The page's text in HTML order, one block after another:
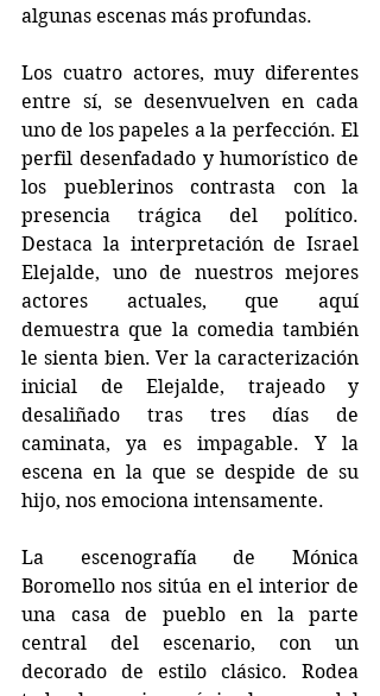
algunas escenas más profundas.
Los cuatro actores, muy diferentes
entre sí, se desenvuelven en cada
uno de los papeles a la perfección. El
perfil desenfadado y humorístico de
los pueblerinos contrasta con la
presencia trágica del político.
Destaca la interpretación de Israel
Elejalde, uno de nuestros mejores
actores actuales, que aquí
demuestra que la comedia también
le sienta bien. Ver la caracterización
inicial de Elejalde, trajeado y
desaliñado tras tres días de
caminata, ya es impagable. Y la
escena en la que se despide de su
hijo, nos emociona intensamente.
La escenografía de Mónica
Boromello nos sitúa en el interior de
una casa de pueblo en la parte
central del escenario, con un
decorado de estilo clásico. Rodea